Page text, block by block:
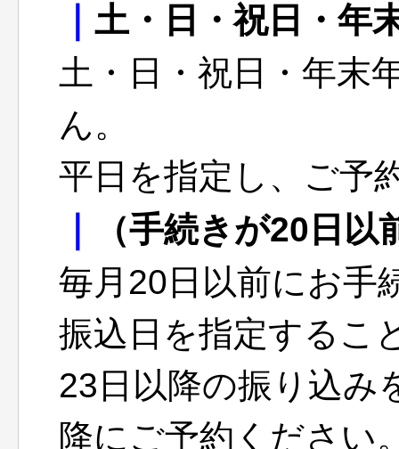
土・日・祝日・年
土・日・祝日・年末
ん。
平日を指定し、ご予
（手続きが20日
毎月20日以前にお手
振込日を指定するこ
23日以降の振り込み
降にご予約ください